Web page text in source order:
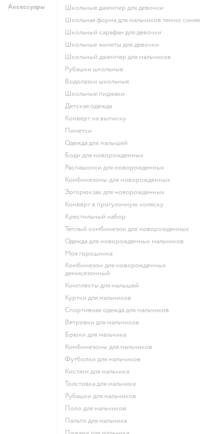
Аксессуары
Школьные джемпер для девочки
Школьная форма для мальчиков темно синяя
Школьный сарафан для девочки
Школьные жилеты для девочки
Школьный джемпер для мальчиков
Рубашки школьные
Водолазки школьные
Школьные пиджаки
Детская одежда
Конверт на выписку
Пинетки
Одежда для малышей
Боди для новорожденных
Распашонки для новорожденных
Комбинезоны для новорожденных
Эргорюкзак для новорожденных
Конверт в прогулочную коляску
Крестильный набор
Теплый комбинезон для новорожденных
Одежда для новорожденных мальчиков
Моя горошинка
Комбинезон для новорожденных
демисезонный
Комплекты для малышей
Куртки для мальчиков
Спортивная одежда для мальчиков
Ветровки для мальчиков
Брюки для мальчика
Комбинезоны для мальчиков
Футболки для мальчиков
Костюм для мальчика
Толстовка для мальчика
Рубашки для мальчиков
Поло для мальчиков
Пальто для мальчика